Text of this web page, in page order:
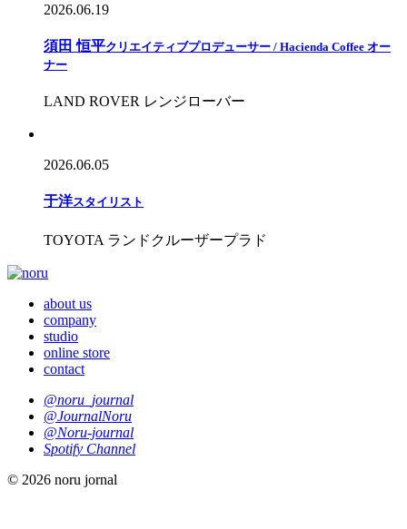
2026.06.19
須田 恒平クリエイティブプロデューサー / Hacienda Coffee オー
ナー
LAND ROVER レンジローバー
2026.06.05
于洋スタイリスト
TOYOTA ランドクルーザープラド
about us
company
studio
online store
contact
@noru_journal
@JournalNoru
@Noru-journal
Spotify Channel
© 2026 noru jornal